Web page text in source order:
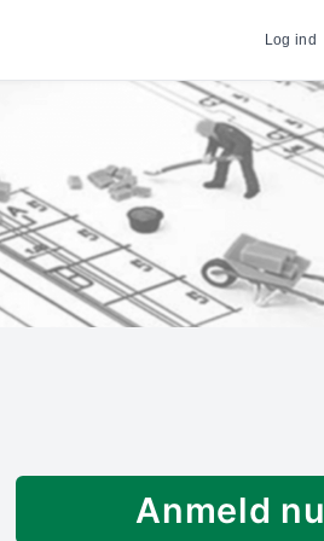
Log ind
Anmeld nu